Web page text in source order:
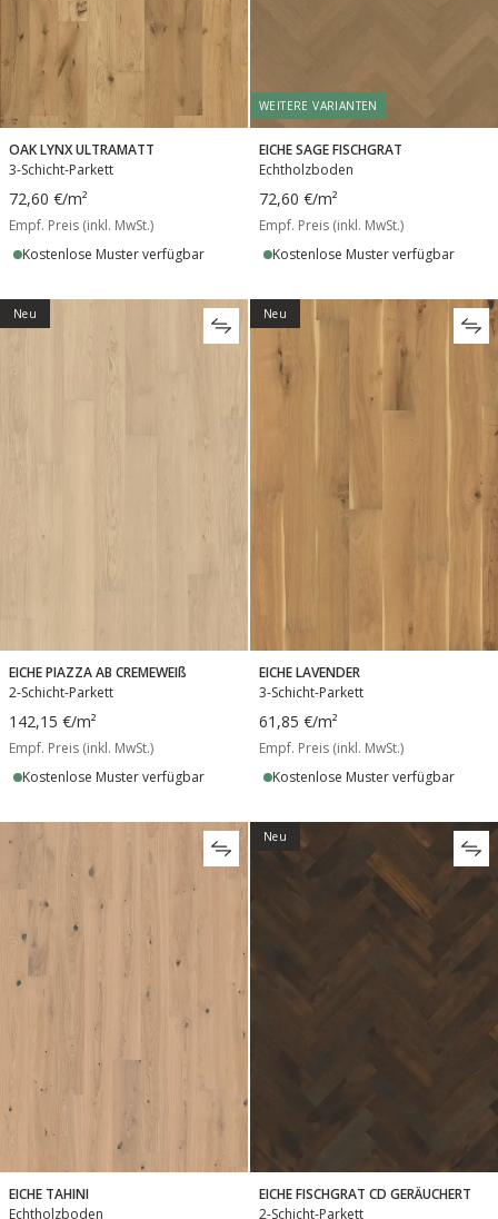
OAK LYNX ULTRAMATT
3-Schicht-Parkett
72,60 €/m²
Empf. Preis (inkl. MwSt.)
Kostenlose Muster verfügbar
WEITERE VARIANTEN
EICHE SAGE FISCHGRAT
Echtholzboden
72,60 €/m²
Empf. Preis (inkl. MwSt.)
Kostenlose Muster verfügbar
Neu
EICHE PIAZZA AB CREMEWEIß
2-Schicht-Parkett
142,15 €/m²
Empf. Preis (inkl. MwSt.)
Kostenlose Muster verfügbar
Neu
EICHE LAVENDER
3-Schicht-Parkett
61,85 €/m²
Empf. Preis (inkl. MwSt.)
Kostenlose Muster verfügbar
EICHE TAHINI
Echtholzboden
Neu
EICHE FISCHGRAT CD GERÄUCHERT
2-Schicht-Parkett